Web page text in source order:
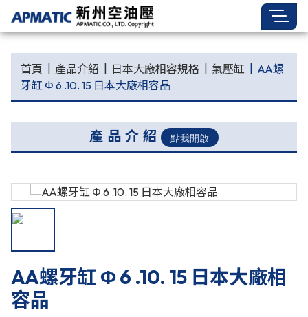
首頁 產品介紹 日本大廠相容規格 氣壓缸
AA螺
牙缸 Φ 6 .10. 15 日本大廠相容品
產品介紹
AA螺牙缸 Φ 6 .10. 15 日本大廠相
容品